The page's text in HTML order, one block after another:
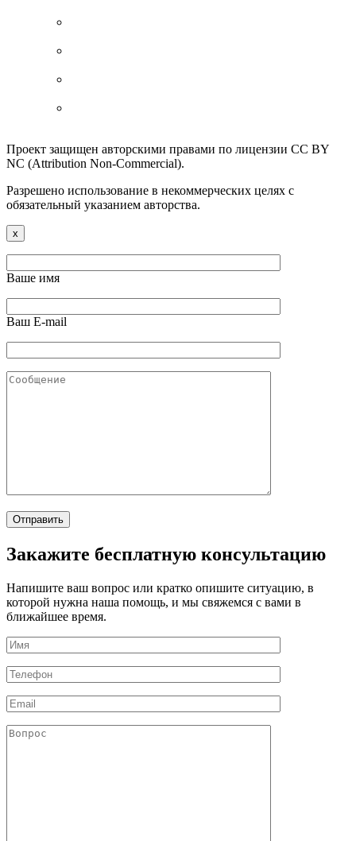
Проект защищен авторскими правами по лицензии CC BY
NC (Attribution Non-Commercial).
Разрешено использование в некоммерческих целях с
обязательный указанием авторства.
x
Ваше имя
Ваш E-mail
Закажите бесплатную консультацию
Напишите ваш вопрос или кратко опишите ситуацию, в
которой нужна наша помощь, и мы свяжемся с вами в
ближайшее время.